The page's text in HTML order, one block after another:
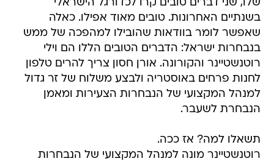
שלו, שני דברים טובים קרו לכדורגל הישראלי
בשנתיים האחרונות. טובים מאוד אפילו. כאלה
שאפשר לומר בוודאות שהובילו למהפכה של ממש
בנבחרות ישראל: הדברים הטובים הללו הם וילי
רוטנשטיינר והקורונה. אורן חסון צריך להרים טלפון
לחנות פרחים באוסטריה ולבצע משלוח של זר גדול
למנהל המקצועי של הנבחרות הצעירות ומאמן
הנבחרת לשעבר.
תשאלו למה? אז ככה.
רוטנשטיינר מונה למנהל המקצועי של הנבחרות